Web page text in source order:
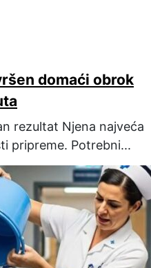
domaći obrok
rezultat Njena najveća
pripreme. Potrebni...